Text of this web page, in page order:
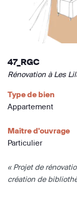
47_RGC
Rénovation à Les
Type de bien
Appartement
Maître d'ouvrage
Particulier
« Projet de
création de